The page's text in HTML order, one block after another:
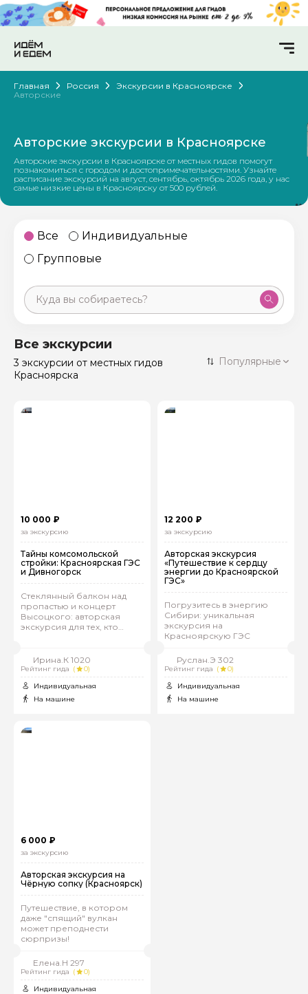
Главная Россия
Экскурсии в Красноярске
Авторские
Авторские экскурсии в Красноярске
Авторские экскурсии в Красноярске от местных гидов помогут
познакомиться с городом и достопримечательностями. Узнайте
расписание экскурсий на август, сентябрь, октябрь 2026 года, у нас
самые низкие цены в Красноярску от 500 рублей.
Все
Индивидуальные
Групповые
Санкт-Петербург
Россия
50 экскурсий
Все экскурсии
3 экскурсии от местных гидов
Красноярска
Популярные
10 000 ₽
за экскурсию
Тайны комсомольской
стройки: Красноярская ГЭС
и Дивногорск
Стеклянный балкон над
пропастью и концерт
Высоцкого: авторская
экскурсия для тех, кто
Ирина.К 1020
Рейтинг гида (
0)
Индивидуальная
На машине
12 200 ₽
за экскурсию
Авторская экскурсия
«Путешествие к сердцу
энергии до Красноярской
ГЭС»
Погрузитесь в энергию
Сибири: уникальная
экскурсия на
Красноярскую ГЭС
Руслан.Э 302
Рейтинг гида (
0)
Индивидуальная
На машине
6 000 ₽
за экскурсию
Авторская экскурсия на
Чёрную сопку (Красноярск)
Путешествие, в котором
даже "спящий" вулкан
может преподнести
сюрпризы!
Елена.Н 297
Рейтинг гида (
0)
Индивидуальная